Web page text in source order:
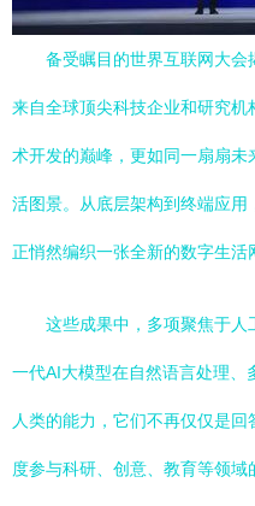
备受瞩目的世界互联网大
来自全球顶尖科技企业和研究
术开发的巅峰，更如同一扇扇
活图景。从底层架构到终端应
正悄然编织一张全新的数字生活
这些成果中，多项聚焦于
一代AI大模型在自然语言处理、
人类的能力，它们不再仅仅是
度参与科研、创意、教育等领域